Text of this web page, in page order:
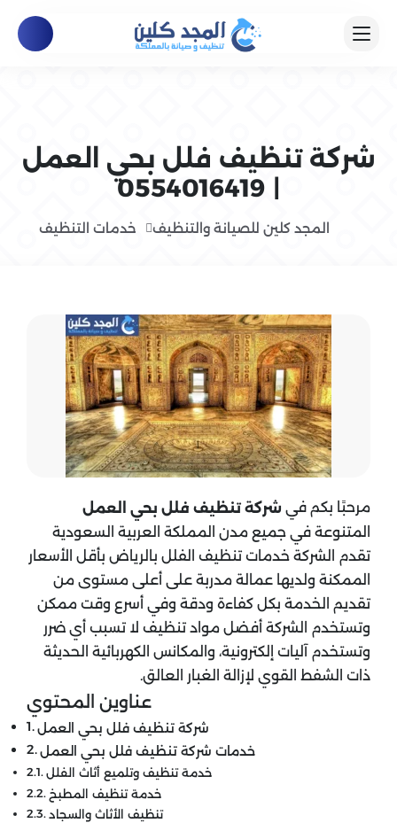
شركة تنظيف فلل بحي العمل
المجد كلين للصيانة والتنظيف خدمات التنظيف
مرحبًا بكم في شركة تنظيف فلل بحي العمل
المتنوعة في جميع مدن المملكة العربية السعودية
تقدم الشركة خدمات تنظيف الفلل بالرياض بأقل الأسعار
الممكنة ولديها عمالة مدربة على أعلى مستوى من
تقديم الخدمة بكل كفاءة ودقة وفي أسرع وقت ممكن
وتستخدم الشركة أفضل مواد تنظيف لا تسبب أي ضرر
وتستخدم آليات إلكترونية، والمكانس الكهربائية الحديثة
ذات الشفط القوي لإزالة الغبار العالق.
عناوين المحتوي
شركة تنظيف فلل بحي العمل
خدمات شركة تنظيف فلل بحي العمل
خدمة تنظيف وتلميع أثاث الفلل
خدمة تنظيف المطبخ
تنظيف الأثاث والسجاد